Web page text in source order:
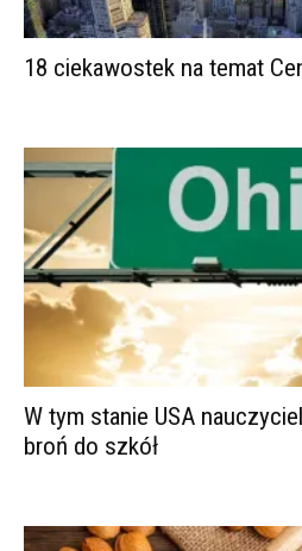
18 ciekawostek na temat
W tym stanie USA
broń do szkół